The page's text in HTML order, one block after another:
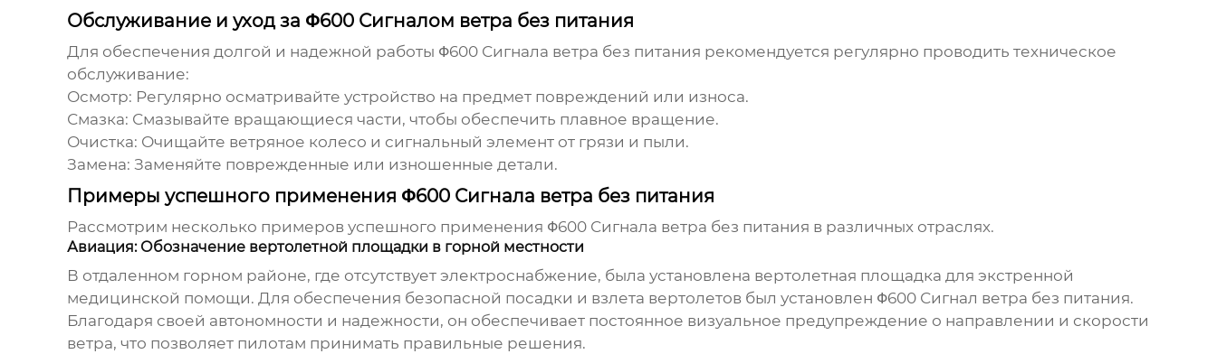
Обслуживание и уход за Φ600 Сигналом ветра без питания
Для обеспечения долгой и надежной работы Φ600 Сигнала ветра без питания рекомендуется регулярно проводить техническое
обслуживание:
Осмотр: Регулярно осматривайте устройство на предмет повреждений или износа.
Смазка: Смазывайте вращающиеся части, чтобы обеспечить плавное вращение.
Очистка: Очищайте ветряное колесо и сигнальный элемент от грязи и пыли.
Замена: Заменяйте поврежденные или изношенные детали.
Примеры успешного применения Φ600 Сигнала ветра без питания
Рассмотрим несколько примеров успешного применения Φ600 Сигнала ветра без питания в различных отраслях.
Авиация: Обозначение вертолетной площадки в горной местности
В отдаленном горном районе, где отсутствует электроснабжение, была установлена вертолетная площадка для экстренной
медицинской помощи. Для обеспечения безопасной посадки и взлета вертолетов был установлен Φ600 Сигнал ветра без питания.
Благодаря своей автономности и надежности, он обеспечивает постоянное визуальное предупреждение о направлении и скорости
ветра, что позволяет пилотам принимать правильные решения.